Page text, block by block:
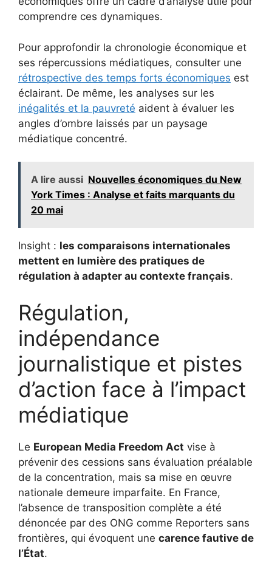
comprendre ces dynamiques.
Pour approfondir la chronologie économique et
ses répercussions médiatiques, consulter une
rétrospective des temps forts économiques est
éclairant. De même, les analyses sur les
inégalités et la pauvreté aident à évaluer les
angles d’ombre laissés par un paysage
médiatique concentré.
A lire aussi Nouvelles économiques du New
York Times : Analyse et faits marquants du
20 mai
Insight : les comparaisons internationales
mettent en lumière des pratiques de
régulation à adapter au contexte français.
Régulation,
indépendance
journalistique et pistes
d’action face à l’impact
médiatique
Le European Media Freedom Act vise à
prévenir des cessions sans évaluation préalable
de la concentration, mais sa mise en œuvre
nationale demeure imparfaite. En France,
l’absence de transposition complète a été
dénoncée par des ONG comme Reporters sans
frontières, qui évoquent une carence fautive de
l’État.